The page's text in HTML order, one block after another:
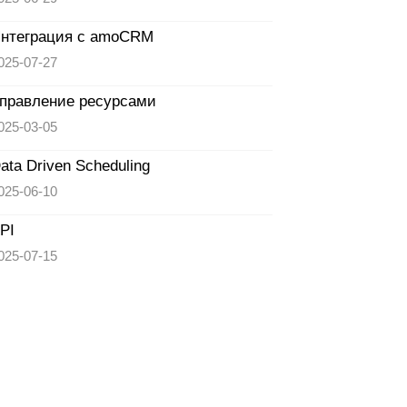
с amoCRM
07-27
ресурсами
03-05
Driven Scheduling
06-10
07-15